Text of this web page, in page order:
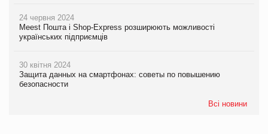
24 червня 2024
Meest Пошта і Shop-Express розширюють можливості
українських підприємців
30 квітня 2024
Защита данных на смартфонах: советы по повышению
безопасности
Всі новини